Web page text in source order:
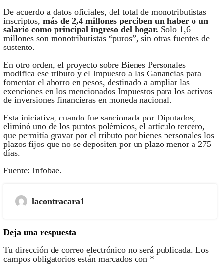
De acuerdo a datos oficiales, del total de monotributistas
inscriptos, más de 2,4 millones perciben un haber o un
salario como principal ingreso del hogar. Solo 1,6
millones son monotributistas “puros”, sin otras fuentes de
sustento.
En otro orden, el proyecto sobre Bienes Personales
modifica ese tributo y el Impuesto a las Ganancias para
fomentar el ahorro en pesos, destinado a ampliar las
exenciones en los mencionados Impuestos para los activos
de inversiones financieras en moneda nacional.
Esta iniciativa, cuando fue sancionada por Diputados,
eliminó uno de los puntos polémicos, el artículo tercero,
que permitía gravar por el tributo por bienes personales los
plazos fijos que no se depositen por un plazo menor a 275
días.
Fuente: Infobae.
lacontracara1
Deja una respuesta
Tu dirección de correo electrónico no será publicada. Los
campos obligatorios están marcados con *